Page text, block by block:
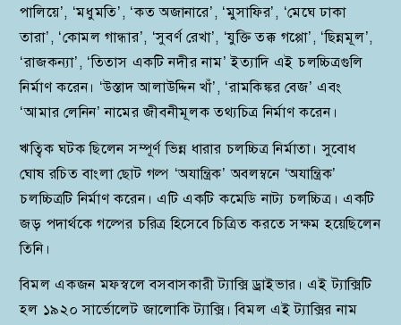
পালিয়ে’, ‘মধুমতি’, ‘কত অজানারে’, ‘মুসাফির’, ‘মেঘে ঢাকা
তারা’, ‘কোমল গান্ধার’, ‘সুবর্ণ রেখা’, ‘যুক্তি তক্ক গপ্পো’, ‘ছিন্নমূল’,
‘রাজকন্যা’, ‘তিতাস একটি নদীর নাম’ ইত্যাদি এই চলচ্চিত্রগুলি
নির্মাণ করেন। ‘উস্তাদ আলাউদ্দিন খাঁ’, ‘রামকিঙ্কর বেজ’ এবং
‘আমার লেনিন’ নামের জীবনীমূলক তথ্যচিত্র নির্মাণ করেন।
ঋত্বিক ঘটক ছিলেন সম্পূর্ণ ভিন্ন ধারার চলচ্চিত্র নির্মাতা। সুবোধ
ঘোষ রচিত বাংলা ছোট গল্প ‘অযান্ত্রিক’ অবলম্বনে ‘অযান্ত্রিক’
চলচ্চিত্রটি নির্মাণ করেন। এটি একটি কমেডি নাট্য চলচ্চিত্র। একটি
জড় পদার্থকে গল্পের চরিত্র হিসেবে চিত্রিত করতে সক্ষম হয়েছিলেন
তিনি।
বিমল একজন মফস্বলে বসবাসকারী ট্যাক্সি ড্রাইভার। এই ট্যাক্সিটি
হল ১৯২০ সার্ভোলেট জালোকি ট্যাক্সি। বিমল এই ট্যাক্সির নাম